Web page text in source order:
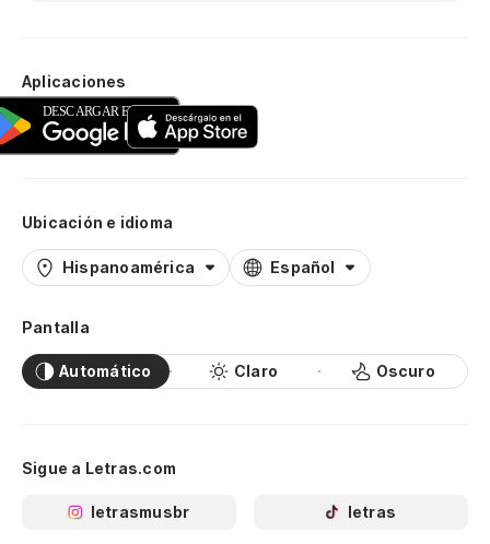
Aplicaciones
Ubicación e idioma
Hispanoamérica Español
Pantalla
Automático Claro Oscuro
Sigue a Letras.com
letrasmusbr letras